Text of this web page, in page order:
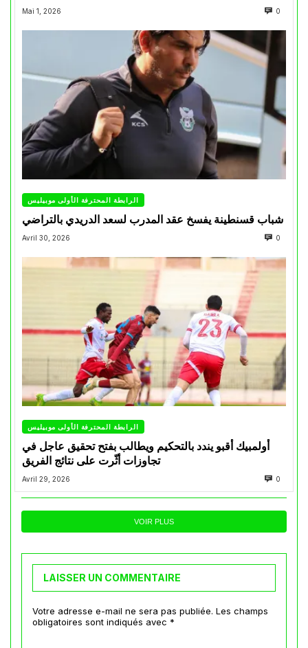
Mai 1, 2026 0
الرابطة المحترفة الأولى موبيليس
شباب قسنطينة يفسخ عقد المدرب لسعد الدريدي بالتراضي
Avril 30, 2026 0
الرابطة المحترفة الأولى موبيليس
أولمبيك أقبو يندد بالتحكيم ويطالب بفتح تحقيق عاجل في
تجاوزات أثّرت على نتائج الفريق
Avril 29, 2026 0
VOIR PLUS
LAISSER UN COMMENTAIRE
Votre adresse e-mail ne sera pas publiée. Les champs
obligatoires sont indiqués avec *